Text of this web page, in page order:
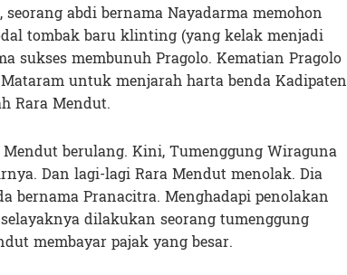
abdi bernama Nayadarma memohon
tombak baru klinting (yang kelak menjadi
sukses membunuh Pragolo. Kematian Pragolo
untuk menjarah harta benda Kadipaten
Rara Mendut.
berulang. Kini, Tumenggung Wiraguna
Dan lagi-lagi Rara Mendut menolak. Dia
bernama Pranacitra. Menghadapi penolakan
dilakukan seorang tumenggung
membayar pajak yang besar.